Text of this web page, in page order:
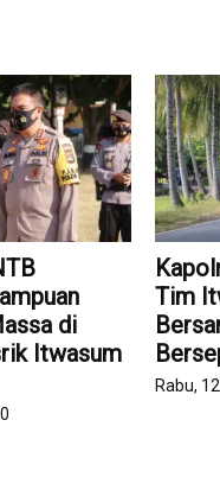
di
Itwasum
Tim
Rabu,